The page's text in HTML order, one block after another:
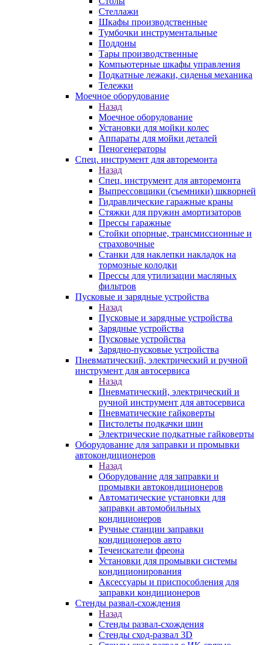
Стеллажи
Шкафы производственные
Тумбочки инструментальные
Поддоны
Тары производственные
Компьютерные шкафы управления
Подкатные лежаки, сиденья механика
Тележки
Моечное оборудование
Назад
Моечное оборудование
Установки для мойки колес
Аппараты для мойки деталей
Пеногенераторы
Спец. инструмент для авторемонта
Назад
Спец. инструмент для авторемонта
Выпрессовщики (съемники) шкворней
Гидравлические гаражные краны
Стяжки для пружин амортизаторов
Прессы гаражные
Стойки опорные, трансмиссионные и
страховочные
Станки для наклепки накладок на
тормозные колодки
Прессы для утилизации масляных
фильтров
Пусковые и зарядные устройства
Назад
Пусковые и зарядные устройства
Зарядные устройства
Пусковые устройства
Зарядно-пусковые устройства
Пневматический, электрический и ручной
инструмент для автосервиса
Назад
Пневматический, электрический и
ручной инструмент для автосервиса
Пневматические гайковерты
Пистолеты подкачки шин
Электрические подкатные гайковерты
Оборудование для заправки и промывки
автокондиционеров
Назад
Оборудование для заправки и
промывки автокондиционеров
Автоматические установки для
заправки автомобильных
кондиционеров
Ручные станции заправки
кондиционеров авто
Течеискатели фреона
Установки для промывки системы
кондиционирования
Аксессуары и приспособления для
заправки кондиционеров
Стенды развал-схождения
Назад
Стенды развал-схождения
Стенды сход-развал 3D